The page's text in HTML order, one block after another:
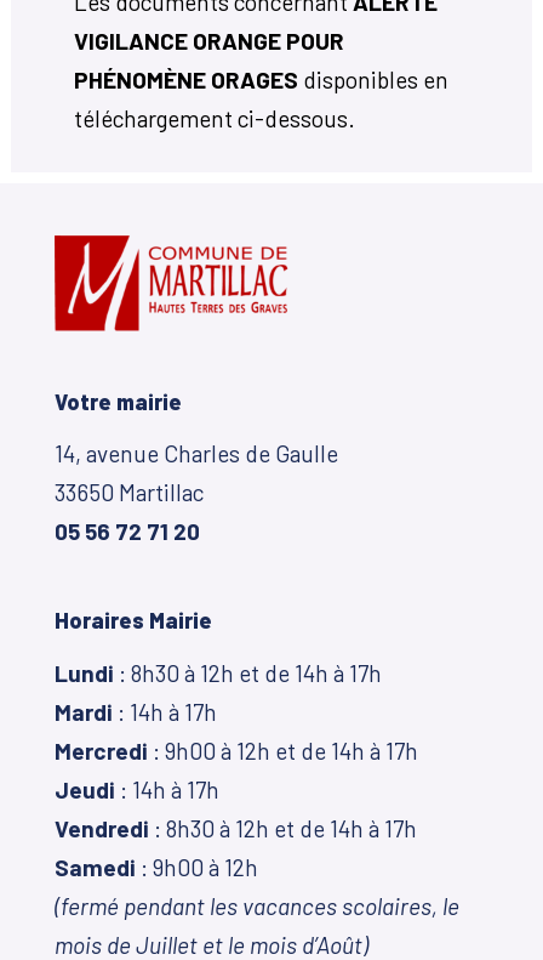
VIGILANCE ORANGE POUR
PHÉNOMÈNE ORAGES disponibles en
téléchargement ci-dessous.
Votre mairie
14, avenue Charles de Gaulle
33650 Martillac
05 56 72 71 20
Horaires Mairie
Lundi : 8h30 à 12h et de 14h à 17h
Mardi : 14h à 17h
Mercredi : 9h00 à 12h et de 14h à 17h
Jeudi : 14h à 17h
Vendredi : 8h30 à 12h et de 14h à 17h
Samedi : 9h00 à 12h
(fermé pendant les vacances scolaires, le
mois de Juillet et le mois d’Août)